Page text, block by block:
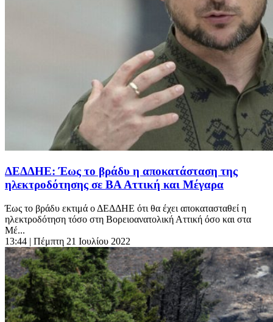
ΔΕΔΔΗΕ: Έως το βράδυ η αποκατάσταση της
ηλεκτροδότησης σε ΒΑ Αττική και Μέγαρα
Έως το βράδυ εκτιμά ο ΔΕΔΔΗΕ ότι θα έχει αποκατασταθεί η
ηλεκτροδότηση τόσο στη Βορειοανατολική Αττική όσο και στα
Μέ...
13:44 | Πέμπτη 21 Ιουλίου 2022